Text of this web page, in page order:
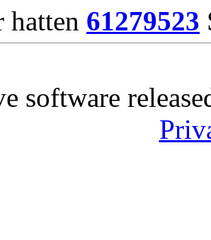
hatten 61279523
software